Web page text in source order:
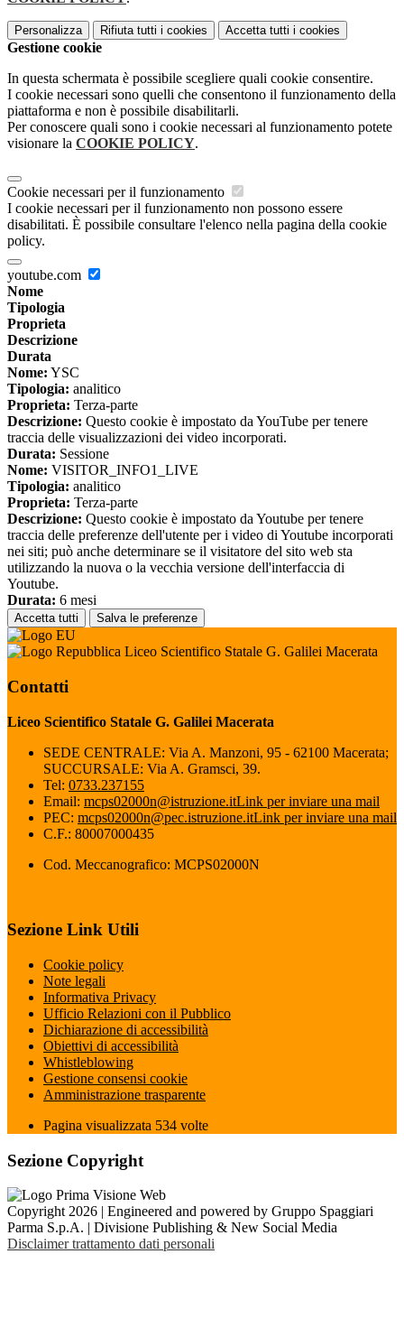
Personalizza Rifiuta tutti i cookies Accetta tutti i cookies
Gestione cookie
In questa schermata è possibile scegliere quali cookie consentire.
I cookie necessari sono quelli che consentono il funzionamento della
piattaforma e non è possibile disabilitarli.
Per conoscere quali sono i cookie necessari al funzionamento potete
visionare la COOKIE POLICY.
Cookie necessari per il funzionamento
I cookie necessari per il funzionamento non possono essere
disabilitati. È possibile consultare l'elenco nella pagina della cookie
policy.
youtube.com
Nome
Tipologia
Proprieta
Descrizione
Durata
Nome: YSC
Tipologia: analitico
Proprieta: Terza-parte
Descrizione: Questo cookie è impostato da YouTube per tenere
traccia delle visualizzazioni dei video incorporati.
Durata: Sessione
Nome: VISITOR_INFO1_LIVE
Tipologia: analitico
Proprieta: Terza-parte
Descrizione: Questo cookie è impostato da Youtube per tenere
traccia delle preferenze dell'utente per i video di Youtube incorporati
nei siti; può anche determinare se il visitatore del sito web sta
utilizzando la nuova o la vecchia versione dell'interfaccia di
Youtube.
Durata: 6 mesi
Accetta tutti Salva le preferenze
Liceo Scientifico Statale G. Galilei Macerata
Contatti
Liceo Scientifico Statale G. Galilei Macerata
SEDE CENTRALE: Via A. Manzoni, 95 - 62100 Macerata;
SUCCURSALE: Via A. Gramsci, 39.
Tel: 0733.237155
Email: mcps02000n@istruzione.itLink per inviare una mail
PEC: mcps02000n@pec.istruzione.itLink per inviare una mail
C.F.: 80007000435
Cod. Meccanografico: MCPS02000N
Sezione Link Utili
Cookie policy
Note legali
Informativa Privacy
Ufficio Relazioni con il Pubblico
Dichiarazione di accessibilità
Obiettivi di accessibilità
Whistleblowing
Gestione consensi cookie
Amministrazione trasparente
Pagina visualizzata 534 volte
Sezione Copyright
Copyright 2026 | Engineered and powered by Gruppo Spaggiari
Parma S.p.A. | Divisione Publishing & New Social Media
Disclaimer trattamento dati personali